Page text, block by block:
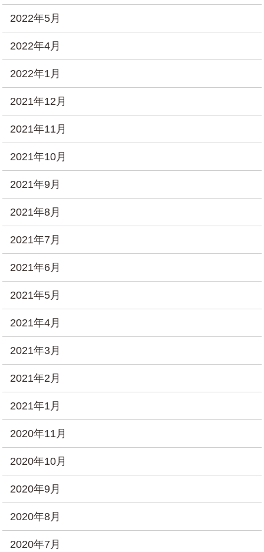
2022年5月
2022年4月
2022年1月
2021年12月
2021年11月
2021年10月
2021年9月
2021年8月
2021年7月
2021年6月
2021年5月
2021年4月
2021年3月
2021年2月
2021年1月
2020年11月
2020年10月
2020年9月
2020年8月
2020年7月